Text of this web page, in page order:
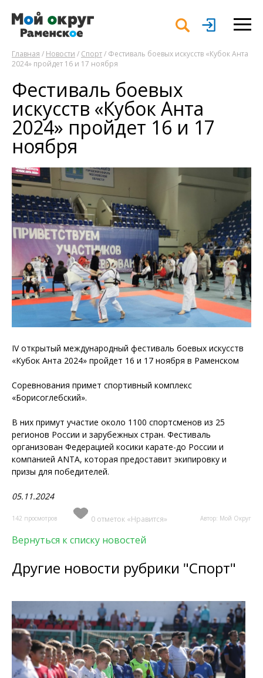
Главная / Новости / Спорт/ Фестиваль боевых искусств «Кубок Анта
2024» пройдет 16 и 17 ноября
Фестиваль боевых
искусств «Кубок Анта
2024» пройдет 16 и 17
ноября
IV открытый международный фестиваль боевых искусств
«Кубок Анта 2024» пройдет 16 и 17 ноября в Раменском
Соревнования примет спортивный комплекс
«Борисоглебский».
В них примут участие около 1100 спортсменов из 25
регионов России и зарубежных стран. Фестиваль
организован Федерацией косики карате-до России и
компанией ANTA, которая предоставит экипировку и
призы для победителей.
05.11.2024
142 просмотров 0 отметок «Нравится» Автор: Мой Округ
Вернуться к списку новостей
Другие новости рубрики "Спорт"